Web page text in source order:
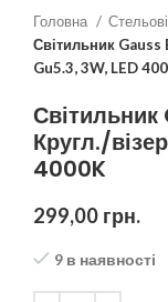
Головна
Світильник Gauss
Gu5.3, 3W, LED
Кругл./
4000K
299,00 грн.
9 в наявності